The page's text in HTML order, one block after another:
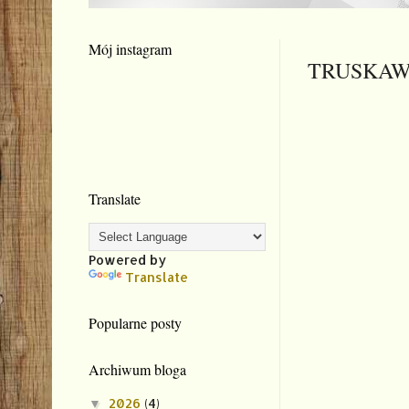
Mój instagram
Translate
Powered by
Translate
Popularne posty
Archiwum bloga
▼ 2026 (4)